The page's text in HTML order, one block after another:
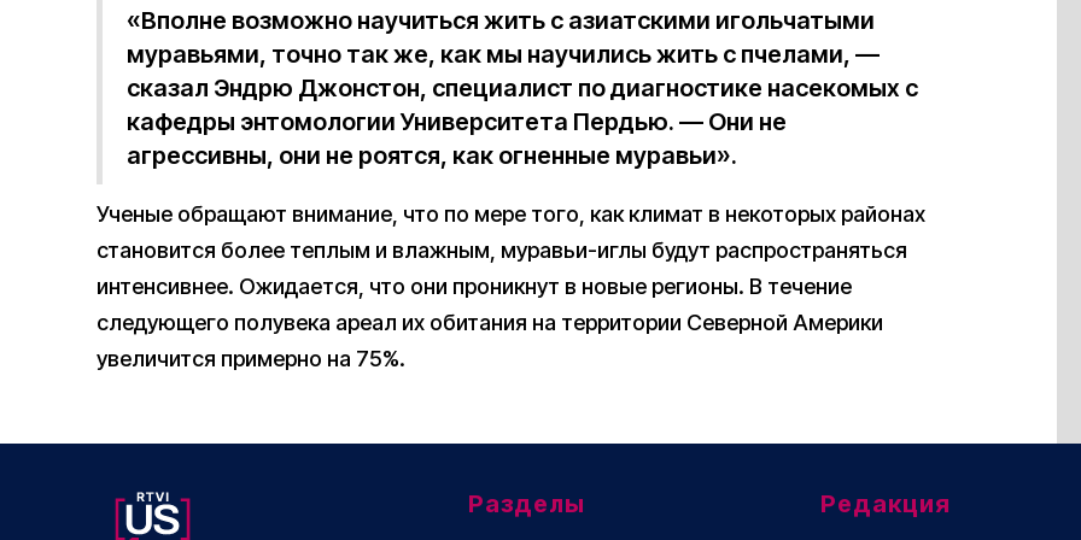
«Вполне возможно научиться жить с азиатскими игольчатыми
муравьями, точно так же, как мы научились жить с пчелами, —
сказал Эндрю Джонстон, специалист по диагностике насекомых с
кафедры энтомологии Университета Пердью. — Они не
агрессивны, они не роятся, как огненные муравьи».
Ученые обращают внимание, что по мере того, как климат в некоторых районах
становится более теплым и влажным, муравьи-иглы будут распространяться
интенсивнее. Ожидается, что они проникнут в новые регионы. В течение
следующего полувека ареал их обитания на территории Северной Америки
увеличится примерно на 75%.
Разделы Редакция